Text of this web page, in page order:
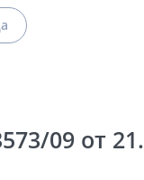
09 от